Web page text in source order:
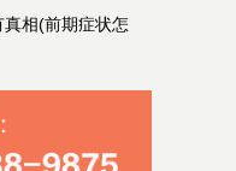
相(前期症状怎